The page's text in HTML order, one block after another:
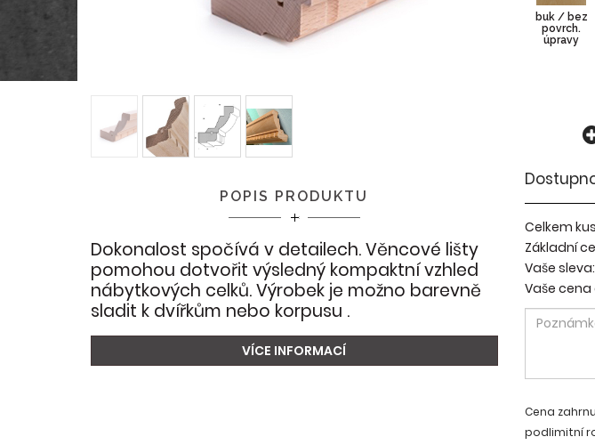
POPIS PRODUKTU
Dokonalost spočívá v detailech. Věncové lišty
pomohou dotvořit výsledný kompaktní vzhled
nábytkových celků. Výrobek je možno barevně
sladit k dvířkům nebo korpusu .
VÍCE INFORMACÍ
buk / bez
povrch.
úpravy
Celkem
Základní
Vaše sleva:
Vaše cena
Cena
podlimitní